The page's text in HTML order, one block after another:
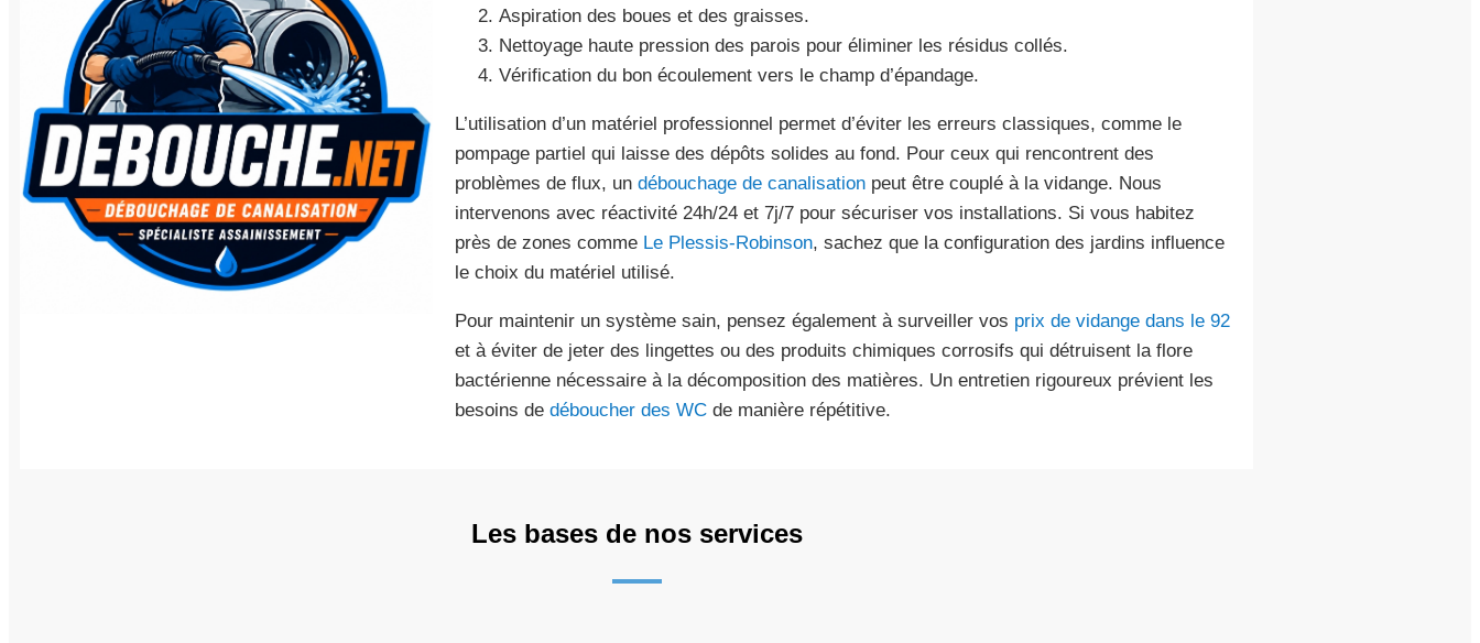
Aspiration des boues et des graisses.
Nettoyage haute pression des parois pour éliminer les résidus collés.
Vérification du bon écoulement vers le champ d’épandage.
L’utilisation d’un matériel professionnel permet d’éviter les erreurs classiques, comme le
pompage partiel qui laisse des dépôts solides au fond. Pour ceux qui rencontrent des
problèmes de flux, un débouchage de canalisationpeut être couplé à la vidange. Nous
intervenons avec réactivité 24h/24 et 7j/7 pour sécuriser vos installations. Si vous habitez
près de zones comme Le Plessis-Robinson, sachez que la configuration des jardins influence
le choix du matériel utilisé.
Pour maintenir un système sain, pensez également à surveiller vos prix de vidange dans le 92
et à éviter de jeter des lingettes ou des produits chimiques corrosifs qui détruisent la flore
bactérienne nécessaire à la décomposition des matières. Un entretien rigoureux prévient les
besoins de déboucher des WCde manière répétitive.
Les bases de nos services